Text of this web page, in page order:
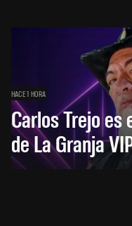
HACE 1 HORA
Carlos Trejo
de La Granja